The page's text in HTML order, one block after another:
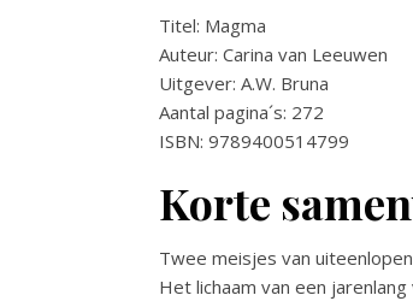
Titel: Magma
Auteur: Carina van Leeuwen
Uitgever: A.W. Bruna
Aantal pagina´s: 272
ISBN: 9789400514799
Korte
Twee meisjes van
Het lichaam van een